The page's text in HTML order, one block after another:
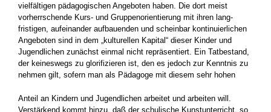
vielfältigen pädagogischen An­geboten haben. Die dort meist
vorherrschende Kurs- und Gruppenorientierung mit ihren lang­
fristigen, aufeinander aufbauenden und schein­bar kontinuierlichen
Angeboten sind in dem „kulturellen Kapital“ dieser Kinder und
Jugend­lichen zunächst einmal nicht repräsentiert. Ein Tatbestand,
der keineswegs zu glorifizieren ist, den es jedoch zur Kenntnis zu
nehmen gilt, so­fern man als Pädagoge mit diesem sehr hohen
Anteil an Kindern und Jugendlichen arbeitet und arbeiten will.
Verstärkend kommt hinzu, daß der schulische Kunstunterricht, so